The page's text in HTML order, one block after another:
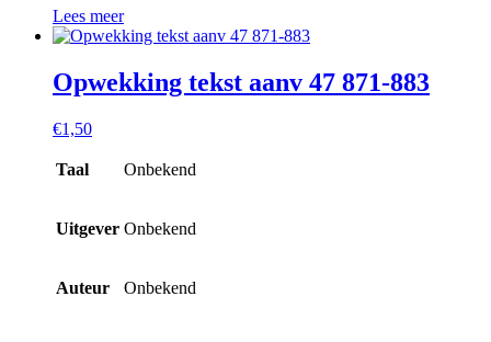
Lees meer
Opwekking tekst aanv 47 871-883
€1,50
Taal Onbekend
Uitgever Onbekend
Auteur Onbekend